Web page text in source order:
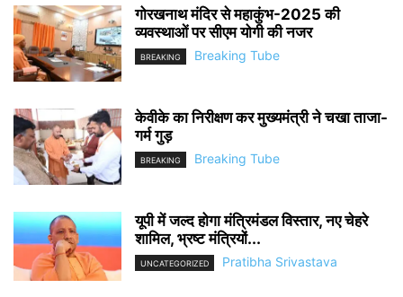
गोरखनाथ मंदिर से महाकुंभ-2025 की
व्यवस्थाओं पर सीएम योगी की नजर
BREAKING Breaking Tube
केवीके का निरीक्षण कर मुख्यमंत्री ने चखा ताजा-
गर्म गुड़
BREAKING Breaking Tube
यूपी में जल्द होगा मंत्रिमंडल विस्तार, नए चेहरे
शामिल, भ्रष्ट मंत्रियों...
UNCATEGORIZED Pratibha Srivastava